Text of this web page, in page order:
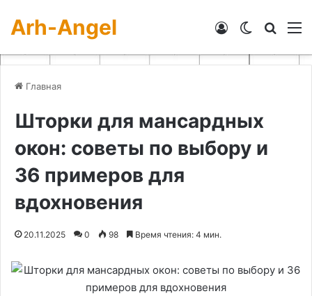
Arh-Angel Switch skin
Войти
Главная
Шторки для мансардных
окон: советы по выбору и
36 примеров для
вдохновения
20.11.2025 0 98 Время чтения: 4 мин.